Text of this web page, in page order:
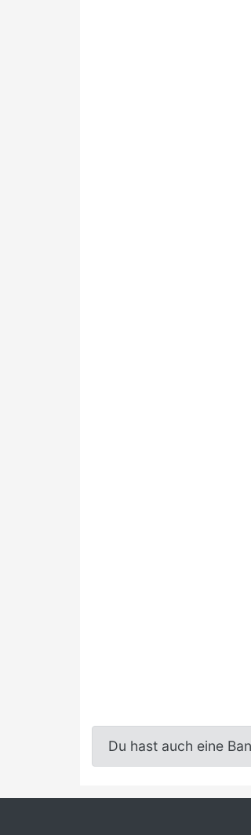
Du hast auch eine